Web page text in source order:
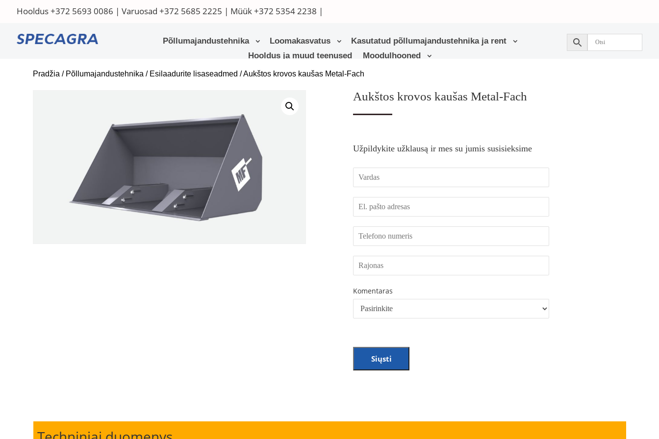
Hooldus+372 5693 0086 | Varuosad +372 5685 2225 | Müük+372 5354 2238 |
Põllumajandustehnika Loomakasvatus
Kasutatud põllumajandustehnika ja rent
Hooldus ja muud teenused
Moodulhooned
Pradžia / Põllumajandustehnika / Esilaadurite lisaseadmed / Aukštos krovos kaušas Metal-Fach
Aukštos krovos kaušas Metal-Fach
Užpildykite užklausą ir mes su jumis susisieksime
Komentaras
Siųsti